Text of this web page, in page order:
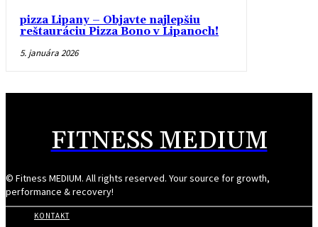
pizza Lipany – Objavte najlepšiu
reštauráciu Pizza Bono v Lipanoch!
5. januára 2026
FITNESS MEDIUM
© Fitness MEDIUM. All rights reserved. Your source for growth,
performance & recovery!
KONTAKT